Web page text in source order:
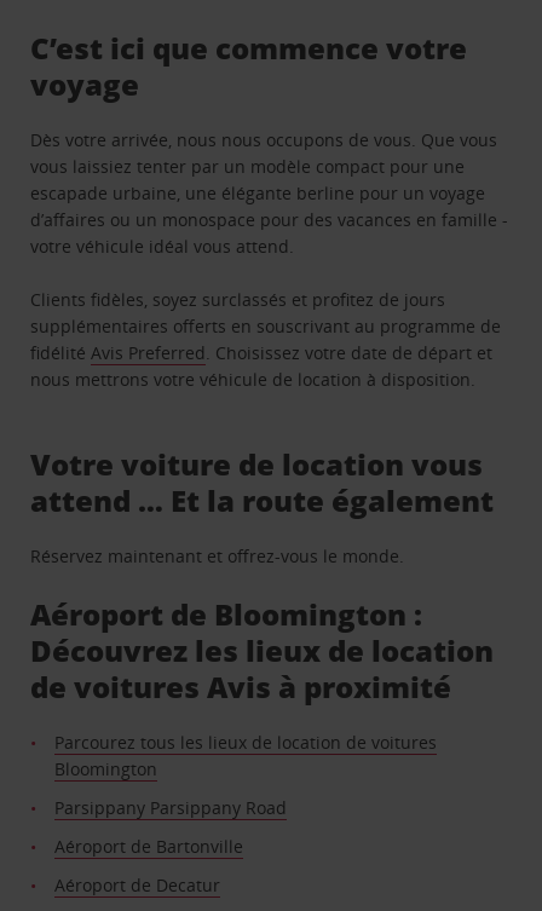
C’est ici que commence votre
voyage
Dès votre arrivée, nous nous occupons de vous. Que vous
vous laissiez tenter par un modèle compact pour une
escapade urbaine, une élégante berline pour un voyage
d’affaires ou un monospace pour des vacances en famille -
votre véhicule idéal vous attend.
Clients fidèles, soyez surclassés et profitez de jours
supplémentaires offerts en souscrivant au programme de
fidélitéAvis Preferred. Choisissez votre date de départ et
nous mettrons votre véhicule de location à disposition.
Votre voiture de location vous
attend … Et la route également
Réservez maintenant et offrez-vous le monde.
Aéroport de Bloomington :
Découvrez les lieux de location
de voitures Avis à proximité
Parcourez tous les lieux de location de voitures
Bloomington
Parsippany Parsippany Road
Aéroport de Bartonville
Aéroport de Decatur